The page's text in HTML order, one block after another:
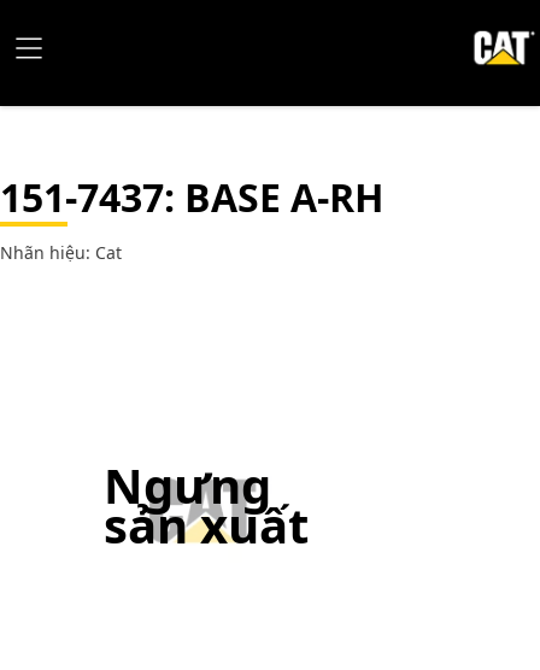
151-7437: BASE A-RH
Nhãn hiệu: Cat
Ngưng
sản xuất